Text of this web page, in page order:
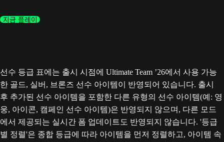
지금 플레이
선수 등급 표에는 출시 시점에 Ultimate Team ’26에서 사용 가능
한 골드, 실버, 브론즈 선수 아이템이 반영되어 있습니다. 출시
후 추가된 선수 아이템을 포함한 다른 유형의 선수 아이템(예: 영
웅, 아이콘, 캠페인 선수 아이템)은 반영되지 않으며, 다른 모드
에서 제공되는 실시간 폼 업데이트도 반영되지 않습니다. '등급
별 정렬'은 종합 등급에 따라 아이템을 먼저 정렬하고, 아이템 속